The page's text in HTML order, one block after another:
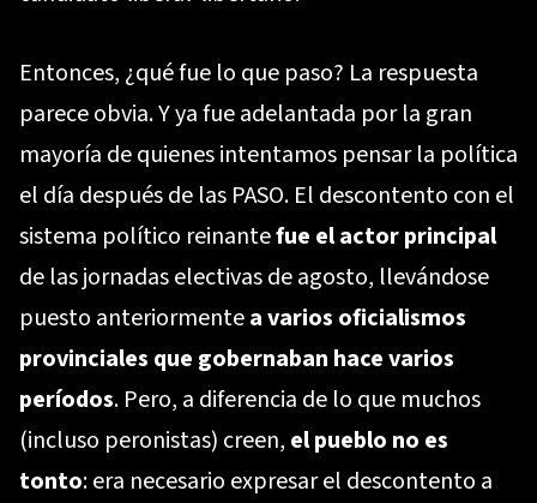
Entonces, ¿qué fue lo que paso? La respuesta
parece obvia. Y ya fue adelantada por la gran
mayoría de quienes intentamos pensar la política
el día después de las PASO. El descontento con el
sistema político reinantefue el actor principal
de las jornadas electivas de agosto, llevándose
puesto anteriormentea varios oficialismos
provinciales que gobernaban hace varios
períodos. Pero, a diferencia de lo que muchos
(incluso peronistas) creen, el pueblo no es
tonto: era necesario expresar el descontento a